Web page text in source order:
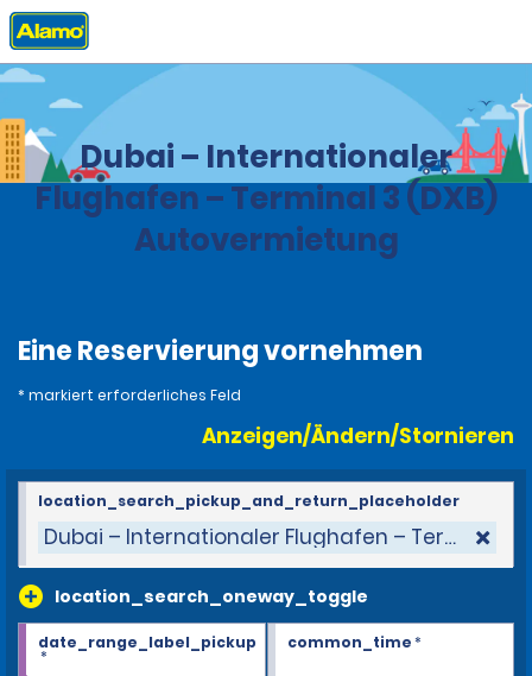
Privat Stationen Vereinigte Arabische Emirate
Dubai – Internationaler
Flughafen – Terminal 3 (DXB)
Autovermietung
Eine Reservierung vornehmen
* markiert erforderliches Feld
Anzeigen/Ändern/Stornieren
Dubai – Internationaler Flughafen – Terminal 3
location_search_oneway_toggle
location_search_pickup_and_return_placeholder
date_range_label_pickup
*
common_time*